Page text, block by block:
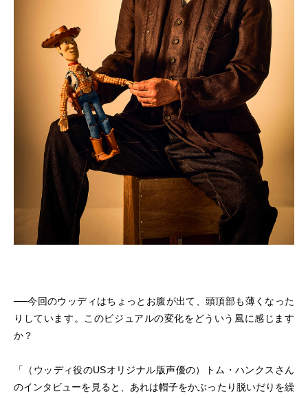
──今回のウッディはちょっとお腹が出て、頭頂部も薄くなった
りしています。このビジュアルの変化をどういう風に感じます
か？
「（ウッディ役のUSオリジナル版声優の）トム・ハンクスさん
のインタビューを見ると、あれは帽子をかぶったり脱いだりを繰